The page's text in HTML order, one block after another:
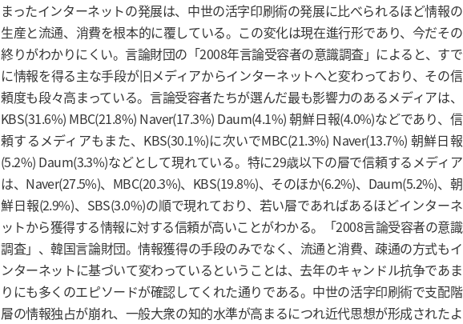
まったインターネットの発展は、中世の活字印刷術の発展に比べられるほど情報の
生産と流通、消費を根本的に覆している。この変化は現在進行形であり、今だその
終りがわかりにくい。言論財団の「2008年言論受容者の意識調査」によると、すで
に情報を得る主な手段が旧メディアからインターネットへと変わっており、その信
頼度も段々高まっている。言論受容者たちが選んだ最も影響力のあるメディアは、
KBS(31.6%) MBC(21.8%) Naver(17.3%) Daum(4.1%) 朝鮮日報(4.0%)などであり、信
頼するメディアもまた、KBS(30.1%)に次いでMBC(21.3%) Naver(13.7%) 朝鮮日報
(5.2%) Daum(3.3%)などとして現れている。特に29歳以下の層で信頼するメディア
は、Naver(27.5%)、MBC(20.3%)、KBS(19.8%)、そのほか(6.2%)、Daum(5.2%)、朝
鮮日報(2.9%)、SBS(3.0%)の順で現れており、若い層であればあるほどインターネ
ットから獲得する情報に対する信頼が高いことがわかる。「2008言論受容者の意識
調査」、韓国言論財団。情報獲得の手段のみでなく、流通と消費、疎通の方式もイ
ンターネットに基づいて変わっているということは、去年のキャンドル抗争であま
りにも多くのエピソードが確認してくれた通りである。中世の活字印刷術で支配階
層の情報独占が崩れ、一般大衆の知的水準が高まるにつれ近代思想が形成されたよ